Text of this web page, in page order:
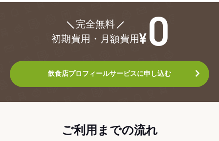
完全無料
初期費用・月額費用
飲食店プロフィールサービスに申し込む
ご利用までの流れ